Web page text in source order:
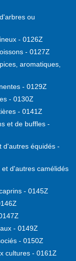
ou
- 0126Z
- 0127Z
aromatiques,
- 0129Z
- 0130Z
- 0141Z
et de buffles -
d'autres équidés -
d'autres camélidés
- 0145Z
- 0149Z
- 0150Z
cultures - 0161Z